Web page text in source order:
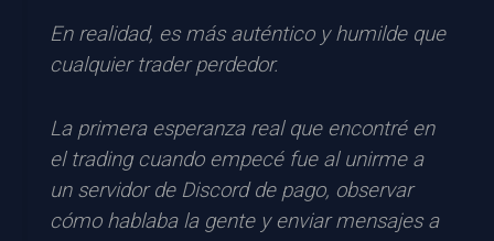
En realidad, es más auténtico y humilde que
cualquier trader perdedor.
La primera esperanza real que encontré en
el trading cuando empecé fue al unirme a
un servidor de Discord de pago, observar
cómo hablaba la gente y enviar mensajes a